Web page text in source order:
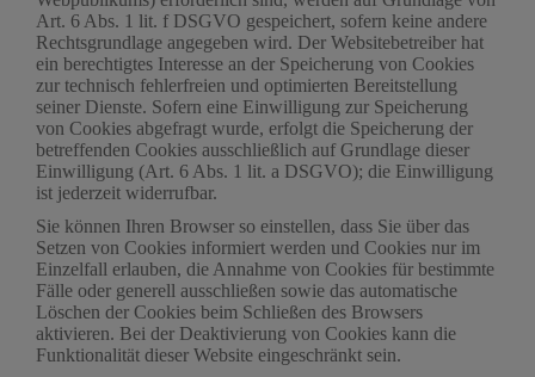
Art. 6 Abs. 1 lit. f DSGVO gespeichert, sofern keine andere
Rechtsgrundlage angegeben wird. Der Websitebetreiber hat
ein berechtigtes Interesse an der Speicherung von Cookies
zur technisch fehlerfreien und optimierten Bereitstellung
seiner Dienste. Sofern eine Einwilligung zur Speicherung
von Cookies abgefragt wurde, erfolgt die Speicherung der
betreffenden Cookies ausschließlich auf Grundlage dieser
Einwilligung (Art. 6 Abs. 1 lit. a DSGVO); die Einwilligung
ist jederzeit widerrufbar.
Sie können Ihren Browser so einstellen, dass Sie über das
Setzen von Cookies informiert werden und Cookies nur im
Einzelfall erlauben, die Annahme von Cookies für bestimmte
Fälle oder generell ausschließen sowie das automatische
Löschen der Cookies beim Schließen des Browsers
aktivieren. Bei der Deaktivierung von Cookies kann die
Funktionalität dieser Website eingeschränkt sein.